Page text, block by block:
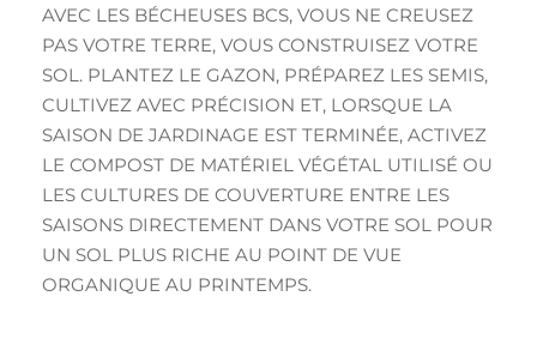
AVEC LES BÉCHEUSES BCS, VOUS NE CREUSEZ
PAS VOTRE TERRE, VOUS CONSTRUISEZ VOTRE
SOL. PLANTEZ LE GAZON, PRÉPAREZ LES SEMIS,
CULTIVEZ AVEC PRÉCISION ET, LORSQUE LA
SAISON DE JARDINAGE EST TERMINÉE, ACTIVEZ
LE COMPOST DE MATÉRIEL VÉGÉTAL UTILISÉ OU
LES CULTURES DE COUVERTURE ENTRE LES
SAISONS DIRECTEMENT DANS VOTRE SOL POUR
UN SOL PLUS RICHE AU POINT DE VUE
ORGANIQUE AU PRINTEMPS.